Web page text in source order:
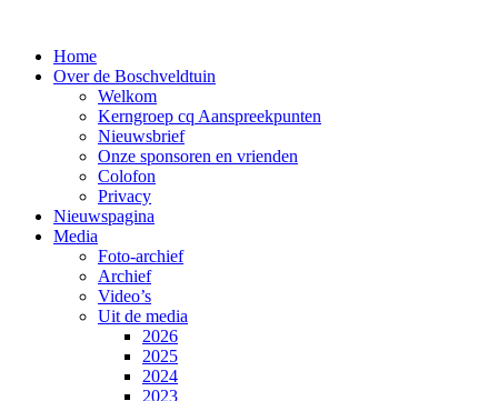
Home
Over de Boschveldtuin
Welkom
Kerngroep cq Aanspreekpunten
Nieuwsbrief
Onze sponsoren en vrienden
Colofon
Privacy
Nieuwspagina
Media
Foto-archief
Archief
Video’s
Uit de media
2026
2025
2024
2023